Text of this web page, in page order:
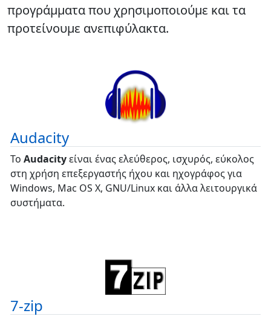
προγράμματα που χρησιμοποιούμε και τα
προτείνουμε ανεπιφύλακτα.
Audacity
Το Audacityείναι ένας ελεύθερος, ισχυρός, εύκολος
στη χρήση επεξεργαστής ήχου και ηχογράφος για
Windows, Mac OS X, GNU/Linux και άλλα λειτουργικά
συστήματα.
7-zip